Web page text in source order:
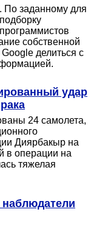
По заданному для
собственной
делиться с
удар
24 самолета,
Диярбакыр на
в операции на
тяжелая